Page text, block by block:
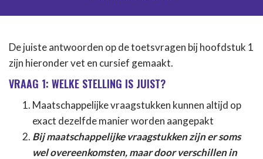
De juiste antwoorden op de toetsvragen bij hoofdstuk 1
zijn hieronder vet en cursief gemaakt.
VRAAG 1: WELKE STELLING IS JUIST?
Maatschappelijke vraagstukken kunnen altijd op
exact dezelfde manier worden aangepakt
Bij maatschappelijke vraagstukken zijn er soms
wel overeenkomsten, maar door verschillen in